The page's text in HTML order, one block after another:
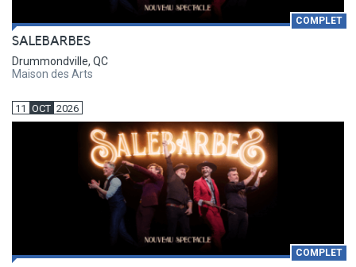
COMPLET
SALEBARBES
Drummondville, QC
Maison des Arts
11 OCT 2026
COMPLET